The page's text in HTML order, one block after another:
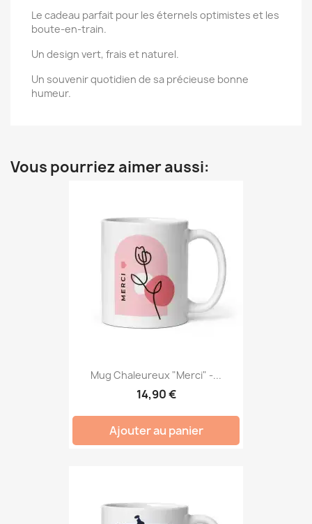
Le cadeau parfait pour les éternels optimistes et les
boute-en-train.
Un design vert, frais et naturel.
Un souvenir quotidien de sa précieuse bonne
humeur.
Vous pourriez aimer aussi:
Mug Chaleureux "Merci" -...
14,90 €
Ajouter au panier